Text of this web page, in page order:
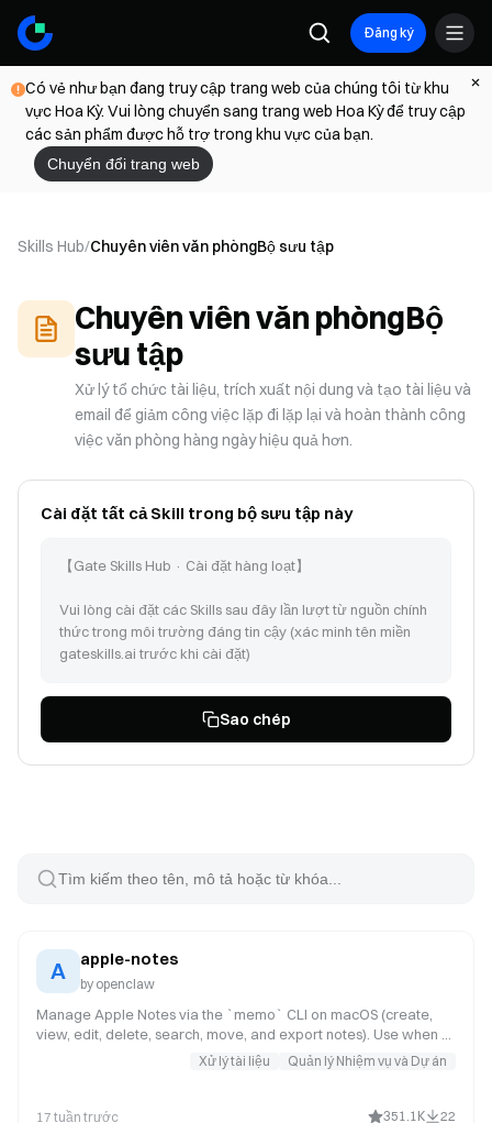
Đăng ký
Có vẻ như bạn đang truy cập trang web của chúng tôi từ khu
vực Hoa Kỳ. Vui lòng chuyển sang trang web Hoa Kỳ để truy cập
các sản phẩm được hỗ trợ trong khu vực của bạn.
Chuyển đổi trang web
Skills Hub/Chuyên viên văn phòngBộ sưu tập
Chuyên viên văn phòngBộ
sưu tập
Xử lý tổ chức tài liệu, trích xuất nội dung và tạo tài liệu và
email để giảm công việc lặp đi lặp lại và hoàn thành công
việc văn phòng hàng ngày hiệu quả hơn.
Cài đặt tất cả Skill trong bộ sưu tập này
【Gate Skills Hub · Cài đặt hàng loạt】
Vui lòng cài đặt các Skills sau đây lần lượt từ nguồn chính
thức trong môi trường đáng tin cậy (xác minh tên miền
gateskills.ai trước khi cài đặt)
Làm theo hướng dẫn tại https://www.gateskills.ai/skills-
hub/install/install.sh | bash -s -- --no-skills --path để cài
đặt Gate Skills Hub chỉ với CLI, sau đó cài đặt các Skills
sau:
recipe-collect-form-responses (id: 2484)
gog (id: 111)
apple-reminders (id: 97)
recipe-find-free-time (id: 2500)
gws-calendar-insert (id: 2432)
Sao chép
A apple-notes
by openclaw
Manage Apple Notes via the `memo` CLI on macOS (create,
view, edit, delete, search, move, and export notes). Use when a
user asks OpenClaw to add a note, list notes, search notes, or
Xử lý tài liệu Quản lý Nhiệm vụ và Dự án
17 tuần trước 351.1K 22